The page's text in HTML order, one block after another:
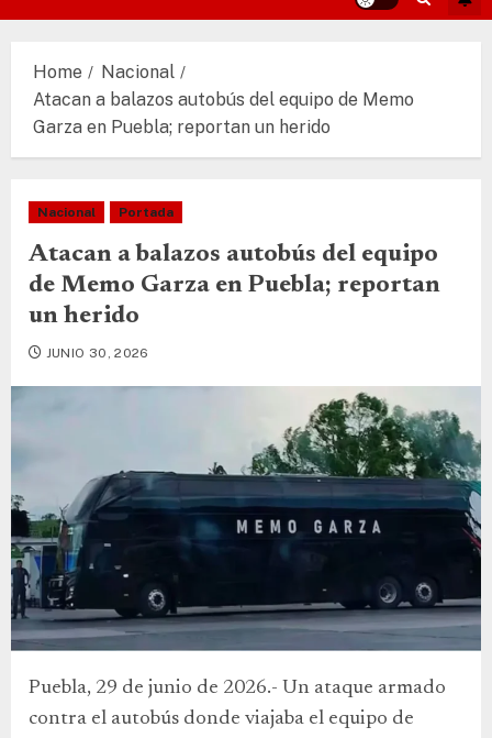
Home
Nacional
Atacan a balazos autobús del equipo de Memo
Garza en Puebla; reportan un herido
Nacional Portada
Atacan a balazos autobús del equipo
de Memo Garza en Puebla; reportan
un herido
JUNIO 30, 2026
Puebla, 29 de junio de 2026.- Un ataque armado
contra el autobús donde viajaba el equipo de